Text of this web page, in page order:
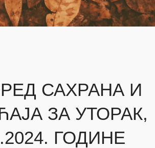
САХРАНА И
ЗА УТОРАК,
ГОДИНЕ